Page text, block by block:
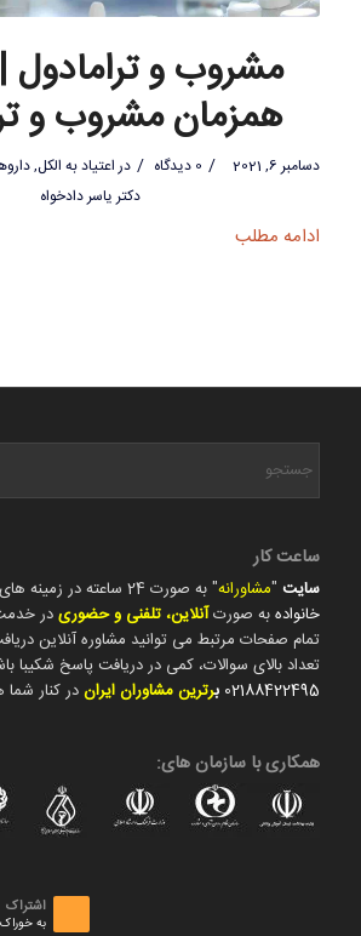
مشروب و
همزمان مشروب و
دسامبر 6, 2021 / 0 دیدگاه / دراعتیاد به الکل,
دکتر یاسر دادخواه
ادامه مطلب
ساعت کار
سایت"مشاورانه" به صورت 24 ساعته در زمینه های
خانوادهبه صورتآنلاین، تلفنی و حضوریدر
تمام صفحات مرتبط می توانید مشاوره آنلاین
تعداد بالای سوالات، کمی در دریافت پاسخ شکیبا
02188422495 برترین مشاوران ایراندر کنار شما
همکاری با سازمان های:
اشتراک
به خوراک RSS